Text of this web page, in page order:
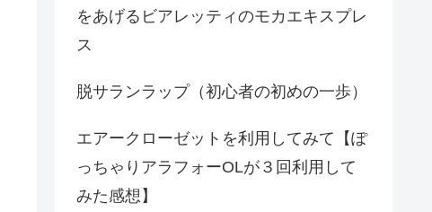
をあげるビアレッティのモカエキスプレ
ス
脱サランラップ（初心者の初めの一歩）
エアークローゼットを利用してみて【ぽ
っちゃりアラフォーOLが３回利用して
みた感想】